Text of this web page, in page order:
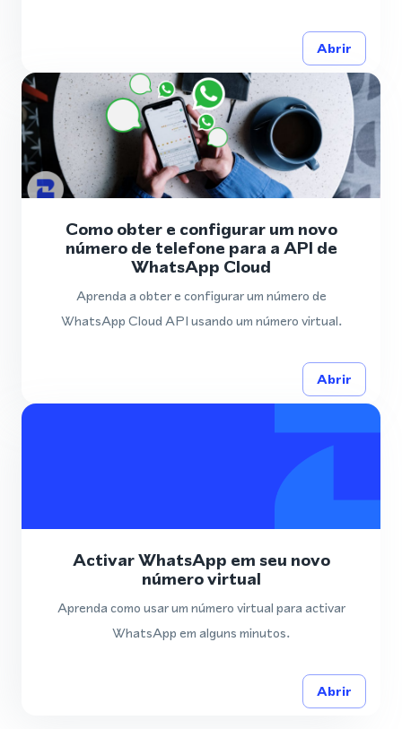
Abrir
Como obter e configurar um novo
número de telefone para a API de
WhatsApp Cloud
Aprenda a obter e configurar um número de
WhatsApp Cloud API usando um número virtual.
Abrir
Activar WhatsApp em seu novo
número virtual
Aprenda como usar um número virtual para activar
WhatsApp em alguns minutos.
Abrir